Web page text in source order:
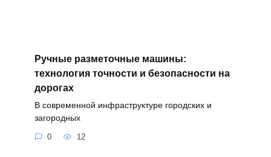
Ручные разметочные машины:
технология точности и безопасности на
дорогах
В современной инфраструктуре городских и
загородных
0 12